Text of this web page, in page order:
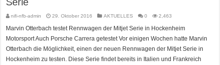
nifi-nfb-admin 29. Oktober 2016 AKTUELLES 0 2,463
Marvin Otterbach testet Rennwagen der Mitjet Serie in Hockenheim
Motorsport Auch Porsche Carrera getestet Vor einigen Wochen hatte Marvin
Otterbach die Möglichkeit, einen der neuen Rennwagen der Mitjet Serie in
Hockenheim zu testen. Diese Serie findet bereits in Italien und Frankreich